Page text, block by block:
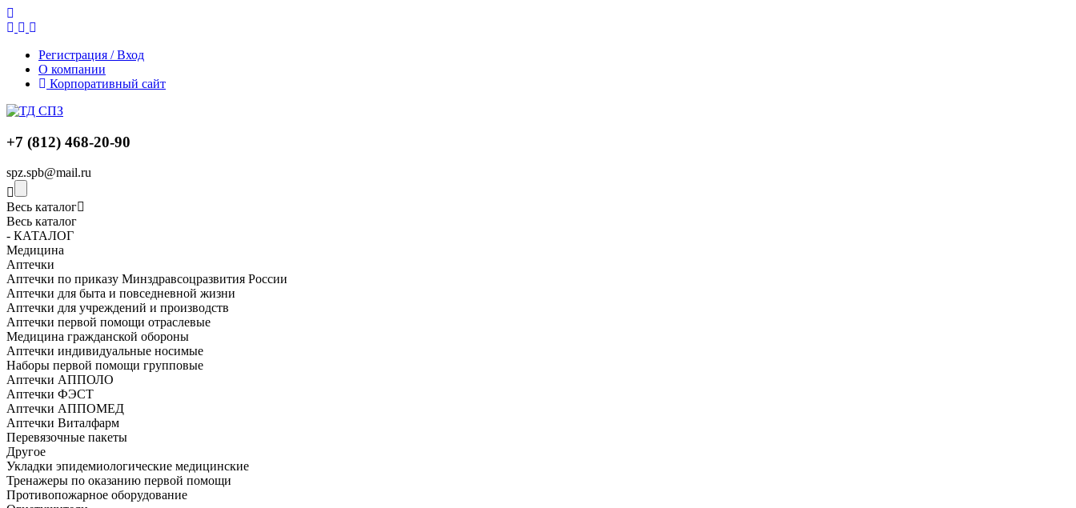
Регистрация / Вход
О компании
Корпоративный сайт
+7 (812) 468-20-90
spz.spb@mail.ru
Весь каталог
Весь каталог
- КАТАЛОГ
Медицина
Аптечки
Аптечки по приказу Минздравсоцразвития России
Аптечки для быта и повседневной жизни
Аптечки для учреждений и производств
Аптечки первой помощи отраслевые
Медицина гражданской обороны
Аптечки индивидуальные носимые
Наборы первой помощи групповые
Аптечки АППОЛО
Аптечки ФЭСТ
Аптечки АППОМЕД
Аптечки Виталфарм
Перевязочные пакеты
Другое
Укладки эпидемиологические медицинские
Тренажеры по оказанию первой помощи
Противопожарное оборудование